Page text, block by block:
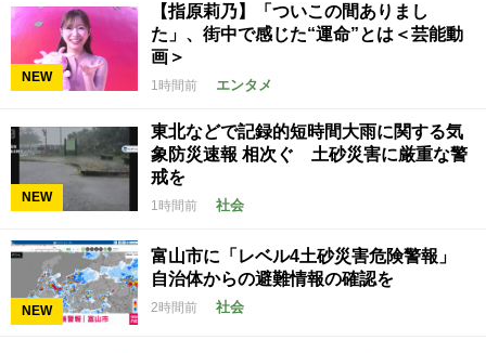
NEW
【指原莉乃】「ついこの間ありまし
た」、街中で感じた“運命”とは＜芸能動
画＞
1時間前 エンタメ
NEW
東北などで記録的短時間大雨に関する気
象防災速報 相次ぐ 土砂災害に厳重な警
戒を
1時間前 社会
NEW
富山市に「レベル4土砂災害危険警報」
自治体からの避難情報の確認を
2時間前 社会